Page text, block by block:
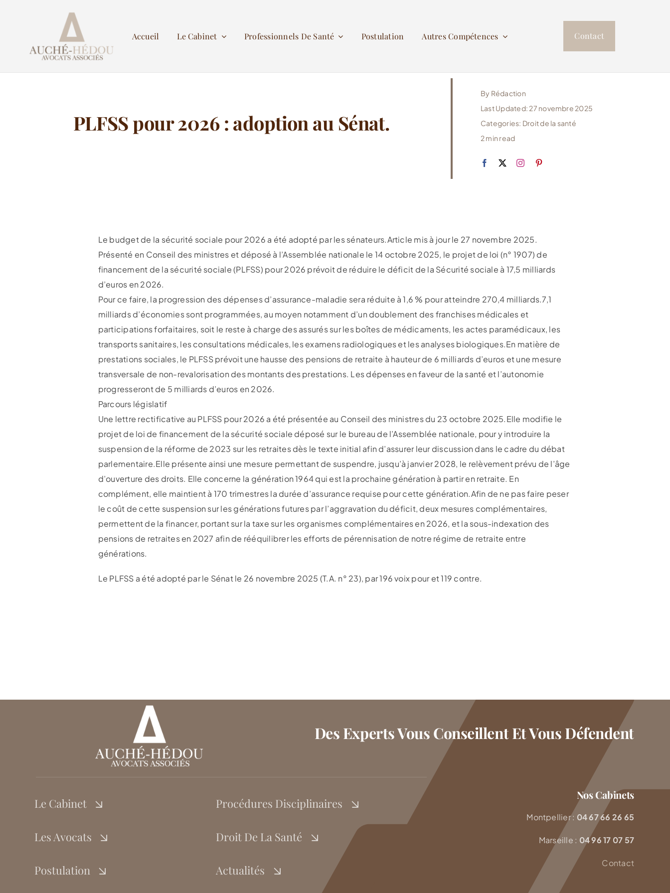
Accueil Le Cabinet Professionnels De Santé Postulation Autres Compétences Contact
PLFSS pour 2026 : adoption au Sénat.
By Rédaction
Last Updated: 27 novembre 2025
Categories: Droit de la santé
2 min read
Le budget de la sécurité sociale pour 2026 a été adopté par les sénateurs.Article mis à jour le 27 novembre 2025.
Présenté en Conseil des ministres et déposé à l’Assemblée nationale le 14 octobre 2025, le projet de loi (n° 1907) de
financement de la sécurité sociale (PLFSS) pour 2026 prévoit de réduire le déficit de la Sécurité sociale à 17,5 milliards
d’euros en 2026.
Pour ce faire, la progression des dépenses d’assurance-maladie sera réduite à 1,6 % pour atteindre 270,4 milliards.7,1
milliards d’économies sont programmées, au moyen notamment d’un doublement des franchises médicales et
participations forfaitaires, soit le reste à charge des assurés sur les boîtes de médicaments, les actes paramédicaux, les
transports sanitaires, les consultations médicales, les examens radiologiques et les analyses biologiques.En matière de
prestations sociales, le PLFSS prévoit une hausse des pensions de retraite à hauteur de 6 milliards d’euros et une mesure
transversale de non-revalorisation des montants des prestations. Les dépenses en faveur de la santé et l’autonomie
progresseront de 5 milliards d’euros en 2026.
Parcours législatif
Une lettre rectificative au PLFSS pour 2026 a été présentée au Conseil des ministres du 23 octobre 2025.Elle modifie le
projet de loi de financement de la sécurité sociale déposé sur le bureau de l’Assemblée nationale, pour y introduire la
suspension de la réforme de 2023 sur les retraites dès le texte initial afin d’assurer leur discussion dans le cadre du débat
parlementaire.Elle présente ainsi une mesure permettant de suspendre, jusqu’à janvier 2028, le relèvement prévu de l’âge
d’ouverture des droits. Elle concerne la génération 1964 qui est la prochaine génération à partir en retraite. En
complément, elle maintient à 170 trimestres la durée d’assurance requise pour cette génération.Afin de ne pas faire peser
le coût de cette suspension sur les générations futures par l’aggravation du déficit, deux mesures complémentaires,
permettent de la financer, portant sur la taxe sur les organismes complémentaires en 2026, et la sous-indexation des
pensions de retraites en 2027 afin de rééquilibrer les efforts de pérennisation de notre régime de retraite entre
générations.
Le PLFSS a été adopté par le Sénat le 26 novembre 2025 (T.A. n° 23), par 196 voix pour et 119 contre.
Des Experts Vous Conseillent Et Vous Défendent
Le Cabinet
Les Avocats
Postulation
Procédures Disciplinaires
Droit De La Santé
Actualités
Nos Cabinets
Montpellier : 04 67 66 26 65
Marseille : 04 96 17 07 57
Contact